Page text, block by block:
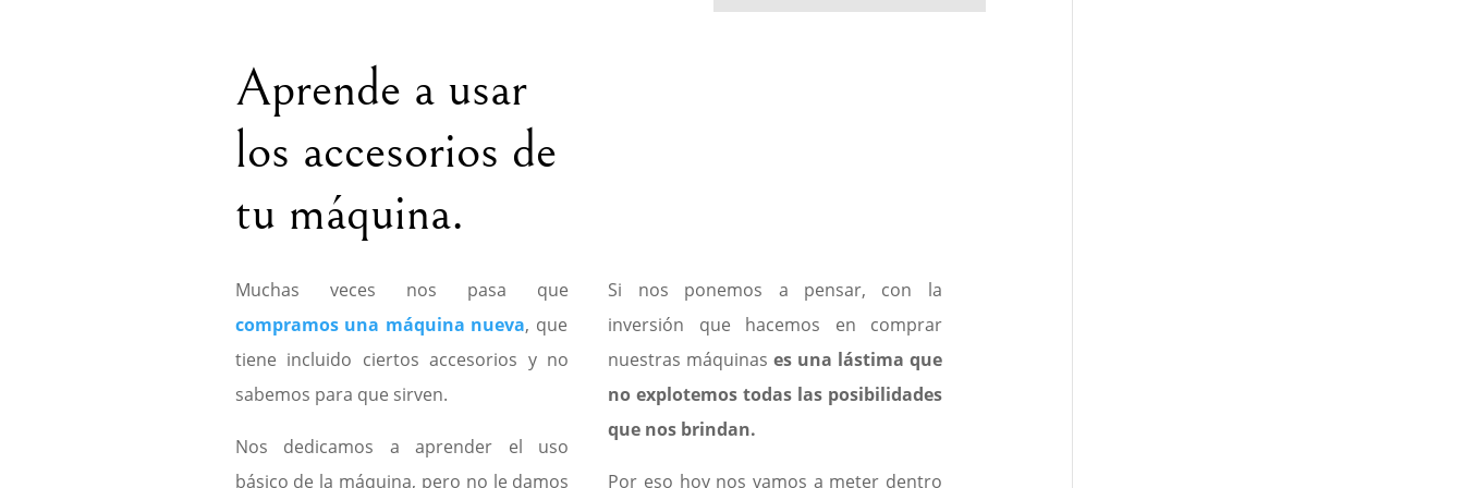
Aprende a usar
los accesorios de
tu máquina.
Muchas veces nos pasa que
compramos una máquina nueva, que
tiene incluido ciertos accesorios y no
sabemos para que sirven.
Nos dedicamos a aprender el uso
básico de la máquina, pero no le damos
Si nos ponemos a pensar, con la
inversión que hacemos en comprar
nuestras máquinases una lástima que
no explotemos todas las posibilidades
que nos brindan.
Por eso hoy nos vamos a meter dentro